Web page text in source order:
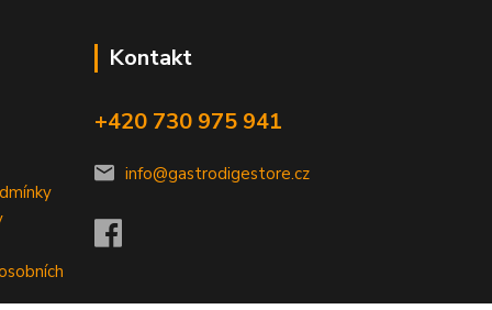
Kontakt
+420 730 975 941
info@gastrodigestore.cz